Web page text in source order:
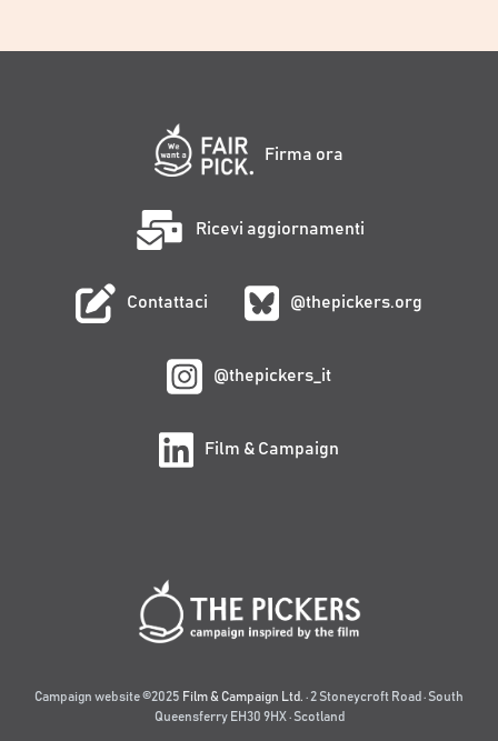
Firma ora
Ricevi aggiornamenti
Contattaci @thepickers.org
@thepickers_it
Film & Campaign
Campaign website ©2025 Film & Campaign Ltd. · 2 Stoneycroft Road · South
Queensferry EH30 9HX · Scotland